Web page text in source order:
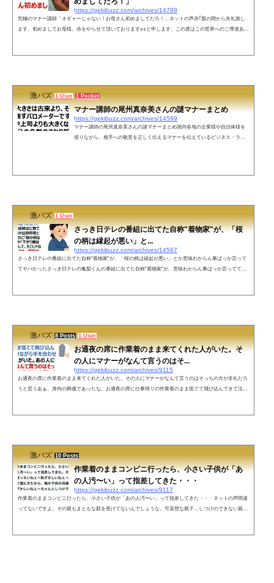
https://gekibuzz.com/archives/14789
究極のマナー講師「オギャーじゃない！お母さん初めましてだろ！」ネットの声赤｢股の間から失礼致し
ます。初めましてお母様。赤をやらせて頂いております○○と申します。この度はこの世界へのご導達あり
激バズ 1 User 1 Pocket
マナー講師の尾州真奈美さんの謎マナーまとめ
https://gekibuzz.com/archives/14599
マナー講師の尾州真奈美さんの謎マナーまとめ国内各地の企業様や自治体様を
巡りながら、相手への敬意を正しく伝えるマナーを伝えているビジネス・ライ
激バズ 1 User
さっき日テレの番組に出てた自称"着物家"が、「桜
の柄は縁起が悪い」と...
https://gekibuzz.com/archives/14567
さっき日テレの番組に出てた自称"着物家"が、「桜の柄は縁起が悪い」とか意味わからん事ばっか言って
てヤバかったさっき日テレの亀梨くんの番組に出てた自称"着物家"が、意味わからん事ばっか言っててヤ
激バズ 8 Posts 1 User
お通夜の席に作業着のまま来てくれた人がいた。そ
の人にマナーがなんて言うのはそ...
https://gekibuzz.com/archives/9115
お通夜の席に作業着のまま来てくれた人がいた。その人にマナーがなんて言うのはそっちの方が非礼だろ
うと思うあぁ、身内の葬儀であったな。お通夜の席に仕事帰りの作業着のまま慌てて飛び込んできて泣き
激バズ 10 Posts
作業着のままコンビニ行ったら、小さい子供が「あ
の人汚〜い」って指差してきた・・・
https://gekibuzz.com/archives/9117
作業着のままコンビニ行ったら、小さい子供が「あの人汚〜い」って指差してきた・・・ネットの声間違
ってないですよ。その親もまともな躾を受けてないんでしょうな。可哀想な親子…しつけのできない親多